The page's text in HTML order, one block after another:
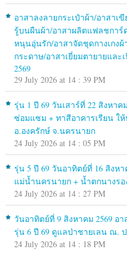
อาสาลงลายกระเป๋าผ้า/อาสาเ
รู้บนผืนผ้า/อาสาผลิตแฟลชกา
หนุนอุ่นรัก/อาสาจัดชุดกางเกง
กระดาษ/อาสาเยี่ยมตายายและ
2569
29 July 2026 at 14 : 39 PM
รุ่น 1 ปี 69 วันเสาร์ที่ 22 สิงหา
ซ่อมแซม + ทาสีอาคารเรียน ใ
อ.องครักษ์ จ.นครนายก
24 July 2026 at 14 : 05 PM
รุ่น 5 ปี 69 วันอาทิตย์ที่ 16 สิงห
แม่น้ำนครนายก + น้ำตกนางรอ
24 July 2026 at 14 : 27 PM
วันอาทิตย์ที่ 9 สิงหาคม 2569 อ
รุ่น 6 ปี 69 ดูแลป่าชายเลน ณ.
24 July 2026 at 14 : 18 PM